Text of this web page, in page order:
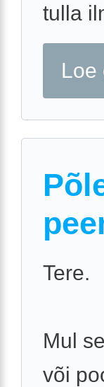
tulla
Loe
Tere.
Mul
või